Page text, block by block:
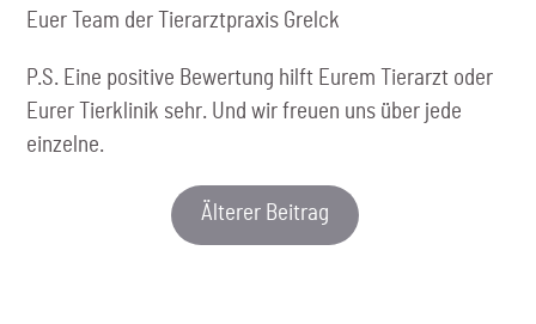
Euer Team der Tierarztpraxis Grelck
P.S. Eine positive Bewertung hilft Eurem Tierarzt oder
Eurer Tierklinik sehr. Und wir freuen uns über jede
einzelne.
Älterer Beitrag